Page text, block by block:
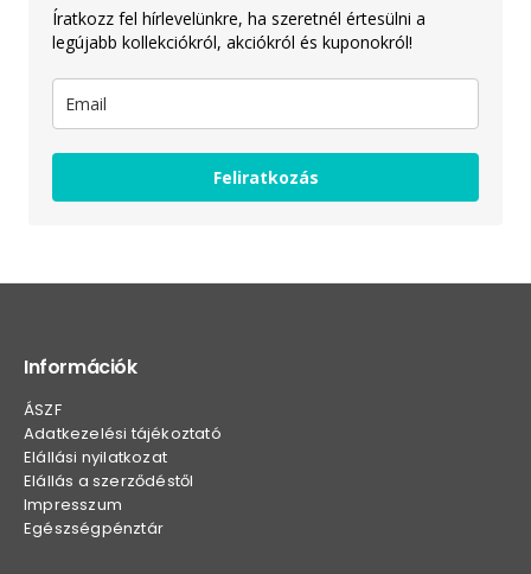
Íratkozz fel hírlevelünkre, ha szeretnél értesülni a
legújabb kollekciókról, akciókról és kuponokról!
Feliratkozás
Információk
ÁSZF
Adatkezelési tájékoztató
Elállási nyilatkozat
Elállás a szerződéstől
Impresszum
Egészségpénztár